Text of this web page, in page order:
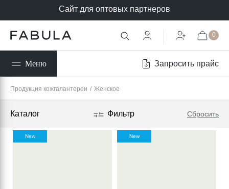
Сайт для оптовых партнеров
0
Меню Запросить прайс
Продукция кожгалантереи / Женское
Каталог Фильтр Сбросить
New New